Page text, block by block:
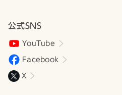
公式SNS
YouTube
Facebook
X